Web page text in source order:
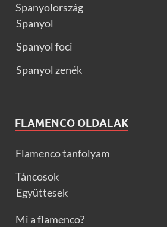
Spanyolország
Spanyol
Spanyol foci
Spanyol zenék
FLAMENCO OLDALAK
Flamenco tanfolyam
Táncosok
Együttesek
Mi a flamenco?